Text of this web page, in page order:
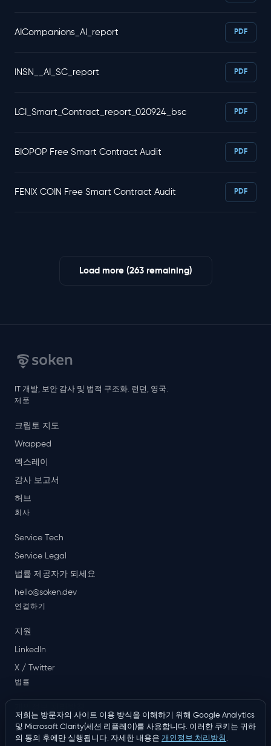
AICompanions_AI_report PDF
INSN__AI_SC_report PDF
LCI_Smart_Contract_report_020924_bsc PDF
BIOPOP Free Smart Contract Audit PDF
FENIX COIN Free Smart Contract Audit PDF
Load more (263 remaining)
IT 개발, 보안 감사 및 법적 구조화. 런던, 영국.
제품
크립토 지도
Wrapped
엑스레이
감사 보고서
허브
회사
Service Tech
Service Legal
법률 제공자가 되세요
hello@soken.dev
연결하기
지원
LinkedIn
X / Twitter
법률
이용 약관
저희는 방문자의 사이트 이용 방식을 이해하기 위해 Google Analytics
및 Microsoft Clarity(세션 리플레이)를 사용합니다. 이러한 쿠키는 귀하
의 동의 후에만 실행됩니다. 자세한 내용은 개인정보 처리방침 .